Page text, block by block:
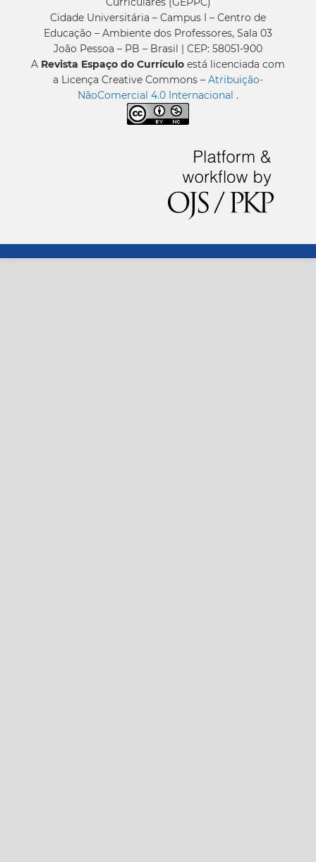
Cidade Universitária – Campus I – Centro de
Educação – Ambiente dos Professores, Sala 03
João Pessoa – PB – Brasil | CEP: 58051-900
A Revista Espaço do Currículo está licenciada com
a Licença Creative Commons – Atribuição-
NãoComercial 4.0 Internacional .